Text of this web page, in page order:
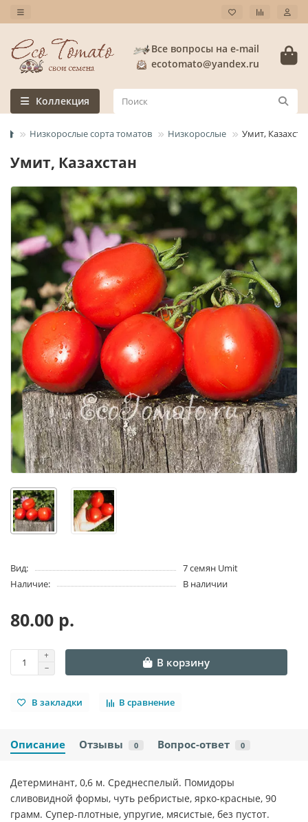
Все вопросы на e-mail
ecotomato@yandex.ru
Коллекция
Низкорослые сорта томатов Низкорослые Умит,
Умит, Казахстан
Вид:
7 семян Umit
Наличие:
В наличии
80.00 р.
В корзину
В закладки В сравнение
Описание Отзывы 0 Вопрос-ответ 0
Детерминант, 0,6 м. Среднеспелый. Помидоры
сливовидной формы, чуть ребристые, ярко-красные, 90
грамм. Супер-плотные, упругие, мясистые, без пустот.